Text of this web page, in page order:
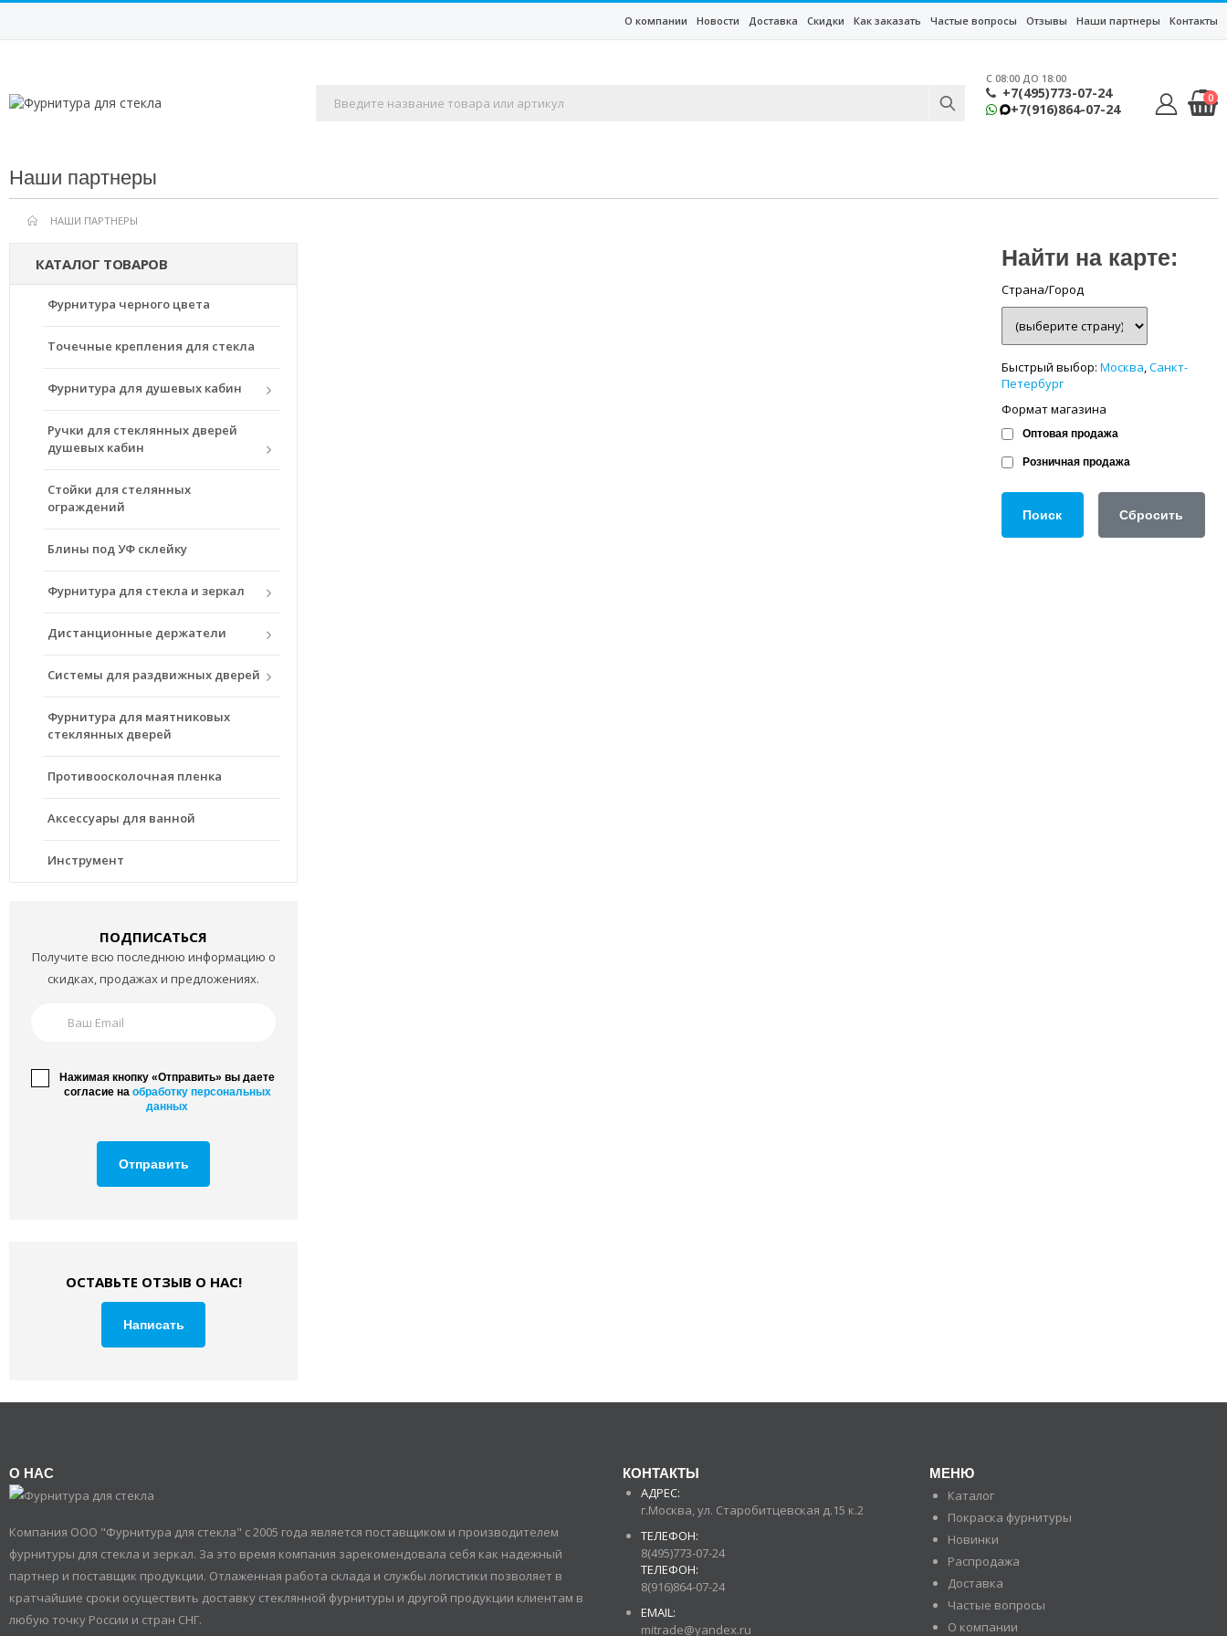
О компании Новости Доставка Скидки Как заказать Частые вопросы Отзывы Наши партнеры Контакты
C 08:00 ДО 18:00
+7(495)773-07-24
+7(916)864-07-24
0
Наши партнеры
НАШИ ПАРТНЕРЫ
Найти на карте:
Страна/Город
Быстрый выбор: Москва Санкт-
Петербург
Формат магазина
Оптовая продажа
Розничная продажа
КАТАЛОГ ТОВАРОВ
Фурнитура черного цвета
Точечные крепления для стекла
Фурнитура для душевых кабин
Ручки для стеклянных дверей
душевых кабин
Стойки для стелянных
ограждений
Блины под УФ склейку
Фурнитура для стекла и зеркал
Дистанционные держатели
Системы для раздвижных дверей
Фурнитура для маятниковых
стеклянных дверей
Противоосколочная пленка
Аксессуары для ванной
Инструмент
ПОДПИСАТЬСЯ
Получите всю последнюю информацию о
скидках, продажах и предложениях.
Нажимая кнопку «Отправить» вы даете
согласие на обработку персональных
данных
Отправить
ОСТАВЬТЕ ОТЗЫВ О НАС!
Написать
О НАС
Компания ООО "Фурнитура для стекла" с 2005 года является поставщиком и производителем
фурнитуры для стекла и зеркал. За это время компания зарекомендовала себя как надежный
партнер и поставщик продукции. Отлаженная работа склада и службы логистики позволяет в
кратчайшие сроки осуществить доставку стеклянной фурнитуры и другой продукции клиентам в
любую точку России и стран СНГ.
КОНТАКТЫ
АДРЕС:
г.Москва, ул. Старобитцевская д.15 к.2
ТЕЛЕФОН:
8(495)773-07-24
ТЕЛЕФОН:
8(916)864-07-24
EMAIL:
mitrade@yandex.ru
МЕНЮ
Каталог
Покраска фурнитуры
Новинки
Распродажа
Доставка
Частые вопросы
О компании